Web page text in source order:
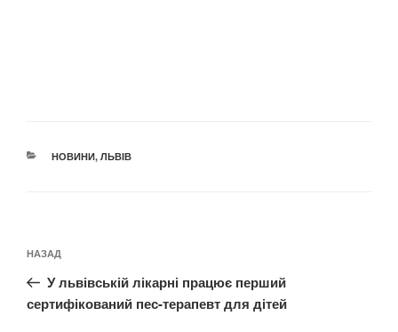
КАТЕГОРІЇ
НОВИНИ, ЛЬВІВ
записів
Попередній
запис:
НАЗАД
У львівській лікарні працює перший
сертифікований пес-терапевт для дітей